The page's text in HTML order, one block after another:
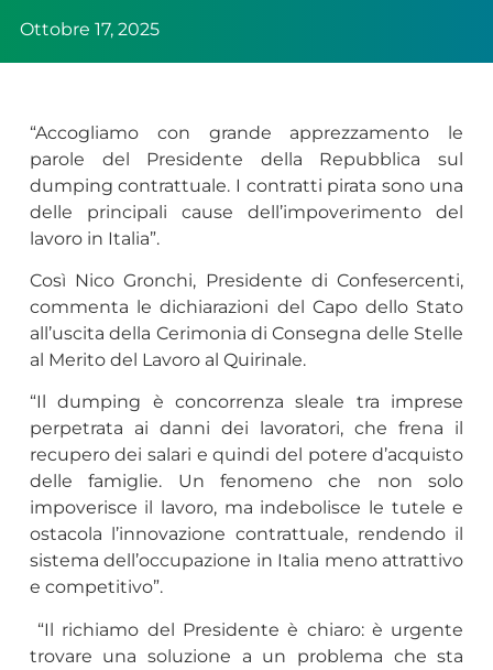
Ottobre 17, 2025
“Accogliamo con grande apprezzamento le
parole del Presidente della Repubblica sul
dumping contrattuale. I contratti pirata sono una
delle principali cause dell’impoverimento del
lavoro in Italia”.
Così Nico Gronchi, Presidente di Confesercenti,
commenta le dichiarazioni del Capo dello Stato
all’uscita della Cerimonia di Consegna delle Stelle
al Merito del Lavoro al Quirinale.
“Il dumping è concorrenza sleale tra imprese
perpetrata ai danni dei lavoratori, che frena il
recupero dei salari e quindi del potere d’acquisto
delle famiglie. Un fenomeno che non solo
impoverisce il lavoro, ma indebolisce le tutele e
ostacola l’innovazione contrattuale, rendendo il
sistema dell’occupazione in Italia meno attrattivo
e competitivo”.
“Il richiamo del Presidente è chiaro: è urgente
trovare una soluzione a un problema che sta